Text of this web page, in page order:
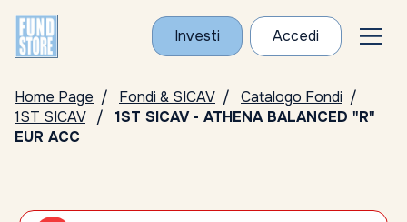
Investi Accedi
Home Page Fondi & SICAV
Catalogo Fondi
1ST SICAV
1ST SICAV - ATHENA BALANCED "R"
EUR ACC